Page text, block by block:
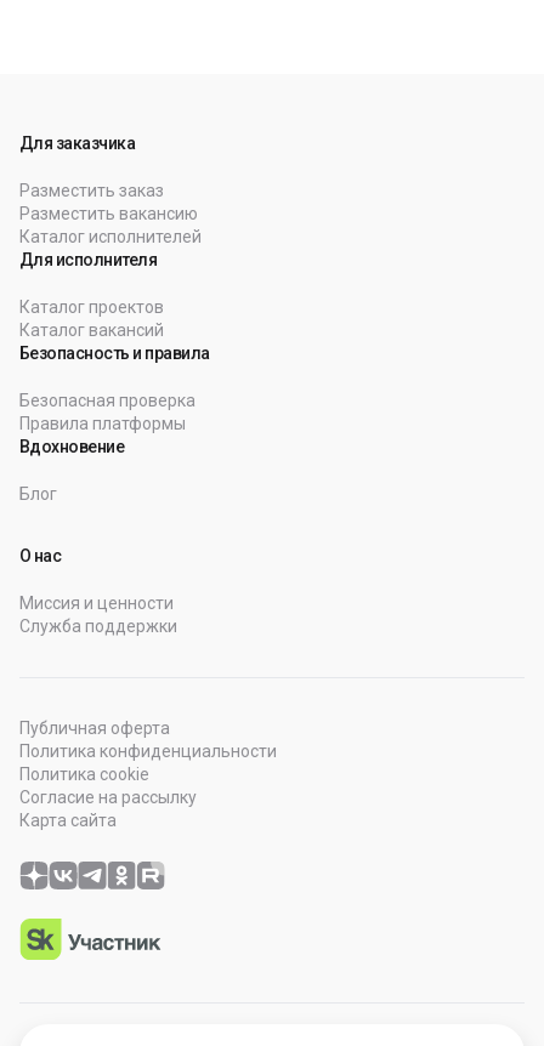
Для заказчика
Разместить заказ
Разместить вакансию
Каталог исполнителей
Для исполнителя
Каталог проектов
Каталог вакансий
Безопасность и правила
Безопасная проверка
Правила платформы
Вдохновение
Блог
О нас
Миссия и ценности
Служба поддержки
Публичная оферта
Политика конфиденциальности
Политика cookie
Согласие на рассылку
Карта сайта